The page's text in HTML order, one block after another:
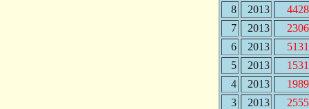
8
2013
4428
7
2013
2306
6
2013
5131
5
2013
1531
4
2013
1989
3
2013
2555